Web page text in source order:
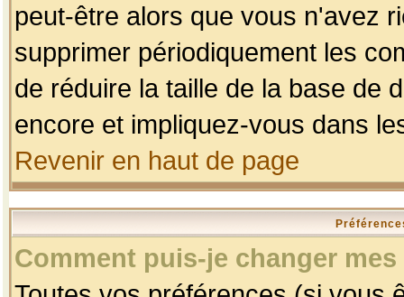
peut-être alors que vous n'avez
supprimer périodiquement les
de réduire la taille de la base de
encore et impliquez-vous dans
Revenir en haut de page
Comment puis-je changer